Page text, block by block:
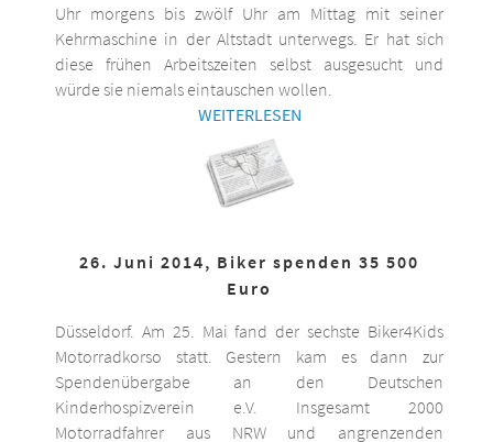
Uhr morgens bis zwölf Uhr am Mittag mit seiner
Kehrmaschine in der Altstadt unterwegs. Er hat sich
diese frühen Arbeitszeiten selbst ausgesucht und
würde sie niemals eintauschen wollen.
WEITERLESEN
26. Juni 2014, Biker spenden 35 500
Euro
Düsseldorf. Am 25. Mai fand der sechste Biker4Kids
Motorradkorso statt. Gestern kam es dann zur
Spendenübergabe an den Deutschen
Kinderhospizverein e.V. Insgesamt 2000
Motorradfahrer aus NRW und angrenzenden